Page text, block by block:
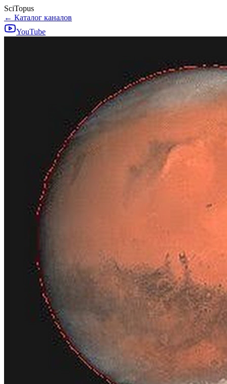
SciTopus
← Каталог каналов
YouTube